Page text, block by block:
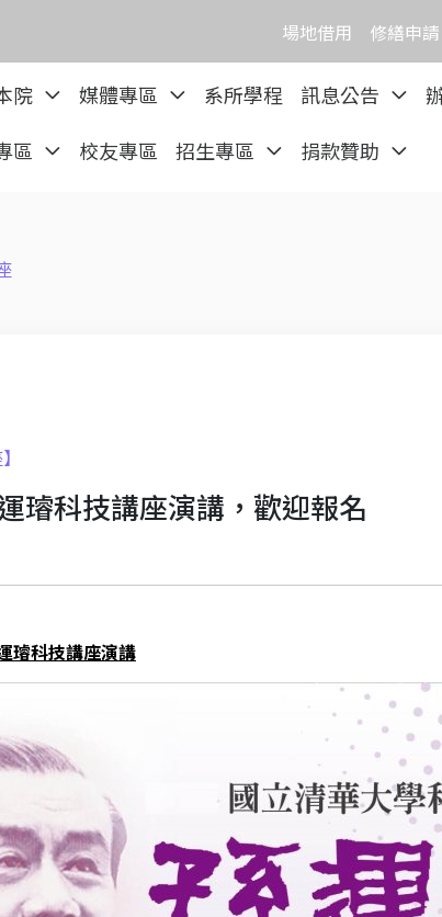
場地借用 修繕申請
院 媒體專區 系所學程 訊息公告
區
校友專區 招生專區 捐款贊助
璿科技講座演講，歡迎報名
璿科技講座演講